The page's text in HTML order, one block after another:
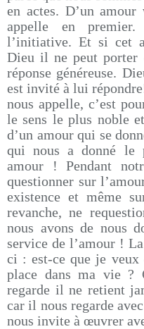
en actes. D’un
appelle en
l’initiative. Et si cet
Dieu il ne peut porter
réponse généreuse.
est invité à lui
nous appelle, c’est
le sens le plus noble
d’un amour qui se
qui nous a donné le
amour ! Pendant
questionner sur
existence et même
revanche, ne
nous avons de nous
service de l’amour !
ci : est-ce que je veux
place dans ma vie ?
regarde il ne retient
car il nous regarde
nous invite à œuvrer